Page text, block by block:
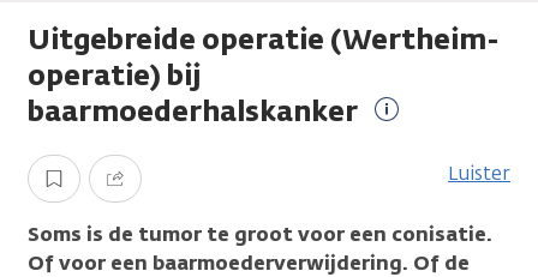
gaanje.
Kanker.nl
Uitgebreide operatie (Wertheim-
operatie) bij
baarmoederhalskanker
informatie
Opslaan Delen Luister
Soms is de tumor te groot voor een conisatie.
Of voor een baarmoederverwijdering. Of de